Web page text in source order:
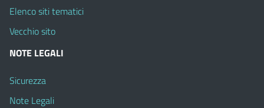
Elenco siti tematici
Vecchio sito
NOTE LEGALI
Sicurezza
Note Legali